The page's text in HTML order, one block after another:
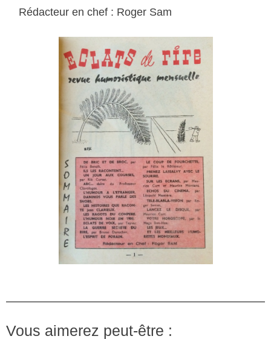
Rédacteur en chef : Roger Sam
Vous aimerez peut-être :